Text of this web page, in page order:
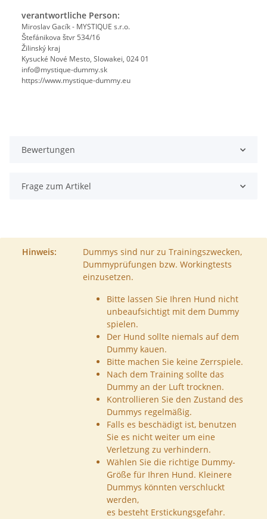
verantwortliche Person:
Miroslav Gacík - MYSTIQUE s.r.o.
Štefánikova štvr 534/16
Žilinský kraj
Kysucké Nové Mesto, Slowakei, 024 01
info@mystique-dummy.sk
https://www.mystique-dummy.eu
Bewertungen
Frage zum Artikel
Hinweis:
Dummys sind nur zu Trainingszwecken,
Dummyprüfungen bzw. Workingtests
einzusetzen.
Bitte lassen Sie Ihren Hund nicht
unbeaufsichtigt mit dem Dummy
spielen.
Der Hund sollte niemals auf dem
Dummy kauen.
Bitte machen Sie keine Zerrspiele.
Nach dem Training sollte das
Dummy an der Luft trocknen.
Kontrollieren Sie den Zustand des
Dummys regelmäßig.
Falls es beschädigt ist, benutzen
Sie es nicht weiter um eine
Verletzung zu verhindern.
Wählen Sie die richtige Dummy-
Größe für Ihren Hund. Kleinere
Dummys könnten verschluckt
werden,
es besteht Erstickungsgefahr.